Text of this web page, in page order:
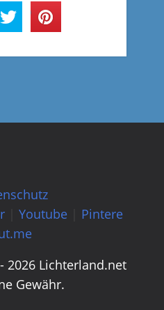
| Youtube| Pintere
2026 Lichterland.net
Gewähr.